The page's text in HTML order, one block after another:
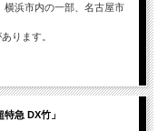
横浜市内の一部、名古屋市
ります。
急 DX竹」